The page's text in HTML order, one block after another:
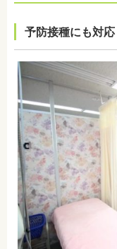
予防接種にも対応